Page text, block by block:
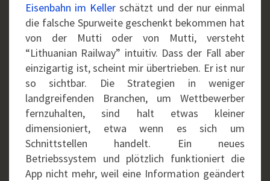
Eisenbahn im Keller schätzt und der nur einmal
die falsche Spurweite geschenkt bekommen hat
von der Mutti oder von Mutti, versteht
“Lithuanian Railway” intuitiv. Dass der Fall aber
einzigartig ist, scheint mir übertrieben. Er ist nur
so sichtbar. Die Strategien in weniger
landgreifenden Branchen, um Wettbewerber
fernzuhalten, sind halt etwas kleiner
dimensioniert, etwa wenn es sich um
Schnittstellen handelt. Ein neues
Betriebssystem und plötzlich funktioniert die
App nicht mehr, weil eine Information geändert